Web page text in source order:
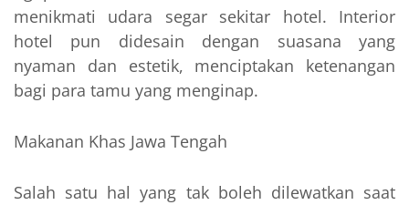
menikmati udara segar sekitar hotel. Interior
hotel pun didesain dengan suasana yang
nyaman dan estetik, menciptakan ketenangan
bagi para tamu yang menginap.
Makanan Khas Jawa Tengah
Salah satu hal yang tak boleh dilewatkan saat